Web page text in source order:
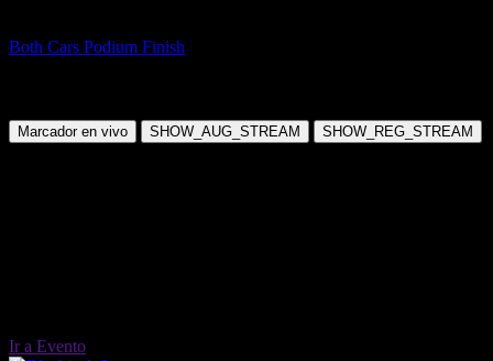
Both Cars Podium Finish
Marcador en vivo SHOW_AUG_STREAM SHOW_REG_STREAM
Ir a Evento